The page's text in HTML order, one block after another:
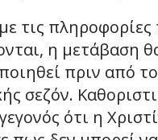
τις πληροφορίες
η μετάβαση
πριν από
σεζόν.
ότι η